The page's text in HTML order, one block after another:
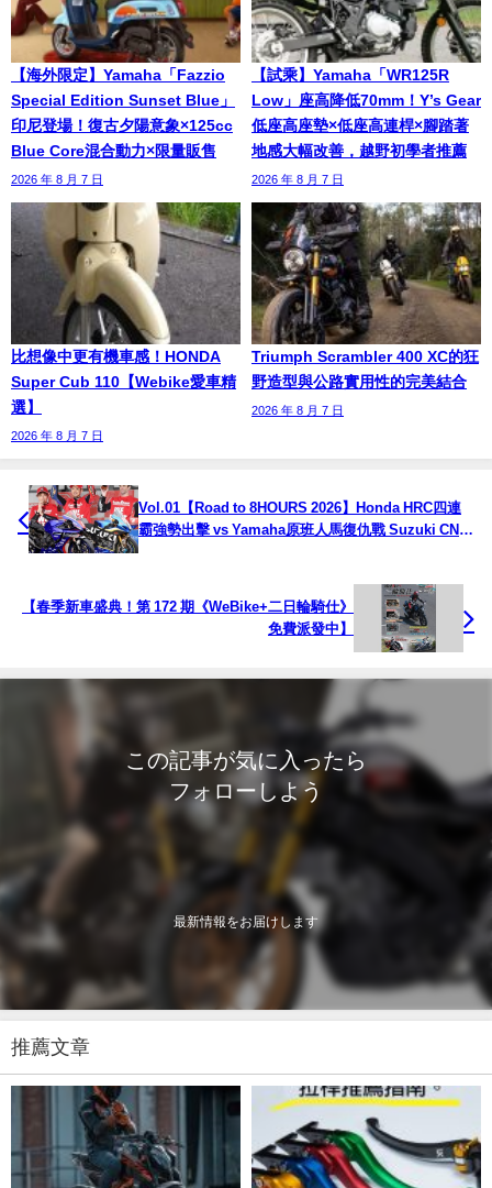
【海外限定】Yamaha「Fazzio
Special Edition Sunset Blue」
印尼登場！復古夕陽意象×125cc
Blue Core混合動力×限量販售
2026 年 8 月 7 日
【試乘】Yamaha「WR125R
Low」座高降低70mm！Y’s Gear
低座高座墊×低座高連桿×腳踏著
地感大幅改善，越野初學者推薦
2026 年 8 月 7 日
比想像中更有機車感！HONDA
Super Cub 110【Webike愛車精
選】
2026 年 8 月 7 日
Triumph Scrambler 400 XC的狂
野造型與公路實用性的完美結合
2026 年 8 月 7 日
Vol.01【Road to 8HOURS 2026】Honda HRC四連
霸強勢出擊 vs Yamaha原班人馬復仇戰 Suzuki CN挑
【春季新車盛典！第 172 期《WeBike+二日輪騎仕》
免費派發中】
この記事が気に入ったら
フォローしよう
最新情報をお届けします
推薦文章